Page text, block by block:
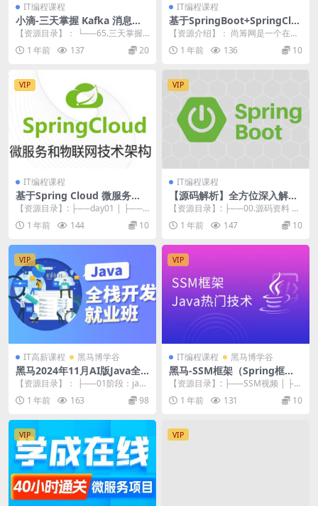
IT编程课程
小滴-三天掌握 Kafka 消息队
列 小白到专家之路大数据教程
【资源目录】： └──65.三天掌握
Kafka 消息队列 小白到专家之路大
数据...1 年前 137 20
IT编程课程
基于SpringBoot+SpringClo
ud微服务+SSM单一架构《众
筹平台》项目实战（资料齐全
【资源介绍】： 尚筹网是一个在线
众筹平台，通过向普通大众募集资
金来支持创业项目，...
1 年前 136 10
VIP
IT编程课程
基于Spring Cloud 微服务和
物联网技术架构 冰眼冷链实战
项目（资料完整）
【资源目录】: ├──day01 | ├──
程序 | | └──cold-com...
1 年前 144 10
VIP
IT编程课程
【源码解析】全方位深入解析
SpringBoot源码，带你深探J
ava框架设计逻辑视频教程
【资源目录】: ├──00.源码资料 |
├──blank-master.zip...
1 年前 147 10
VIP
IT高薪课程 黑马博学谷
黑马2024年11月AI版Java全
栈开发V15课程
【资源目录】： ├──01阶段：java
基础入门 | ├──day01-Java...
1 年前 163 98
VIP
IT编程课程 黑马博学谷
黑马-SSM框架（Spring框架+
SpringMVC框架+Maven高级
+SpringBoot框架+MyBatis-
Plus）
【资源目录】: ├──SSM视频 | ├─
─01-spring.rar 1005...
1 年前 131 10
VIP VIP